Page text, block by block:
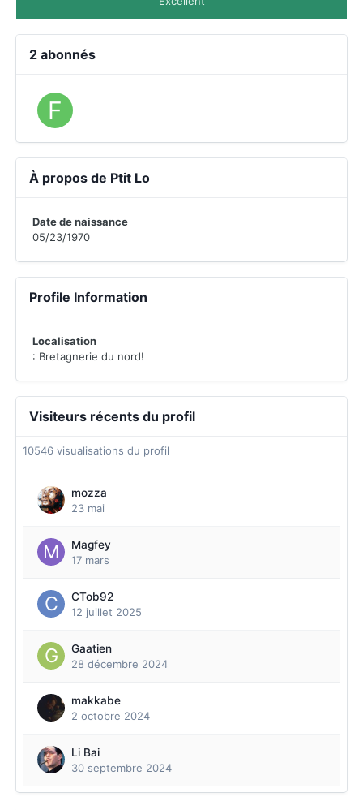
2 abonnés
À propos de Ptit Lo
Date de naissance
05/23/1970
Profile Information
Localisation
: Bretagnerie du nord!
Visiteurs récents du profil
10546 visualisations du profil
mozza
23 mai
Magfey
17 mars
CTob92
12 juillet 2025
Gaatien
28 décembre 2024
makkabe
2 octobre 2024
Li Bai
30 septembre 2024